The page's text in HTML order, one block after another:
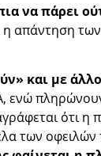
να πάρει
των
και με
ότι
των